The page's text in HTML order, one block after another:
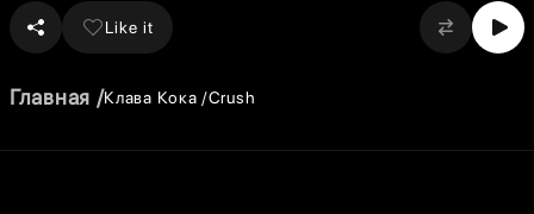
Like it
Главная Клава Кока Crush